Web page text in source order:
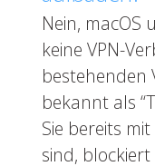
Nein,
keine VPN-
bestehenden
bekannt als
Sie bereits
sind, blockiert